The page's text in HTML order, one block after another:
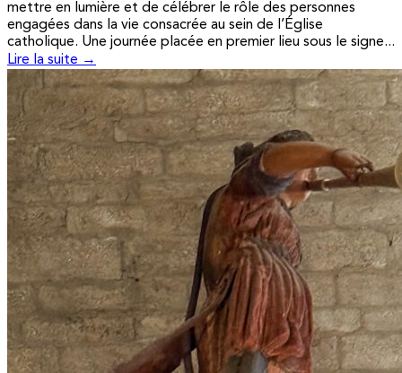
mettre en lumière et de célébrer le rôle des personnes
engagées dans la vie consacrée au sein de l’Église
catholique. Une journée placée en premier lieu sous le signe...
Lire la suite →